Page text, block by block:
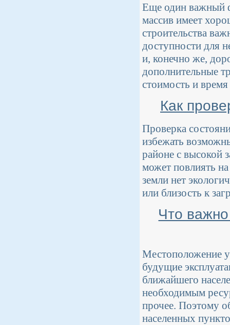
Еще один важный
массив имеет
строительства
доступности для
и, конечно же,
дополнительные
стоимость и
Как
Проверка
избежать
районе с высокой
может повлиять
земли нет
или близость к
Что
Местоположение
будущие
ближайшего
необходимым
прочее. Поэтому
населенных